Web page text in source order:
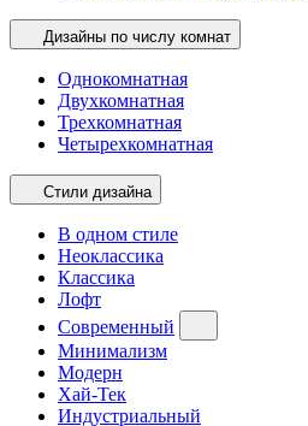
Дизайны по числу комнат
Однокомнатная
Двухкомнатная
Трехкомнатная
Четырехкомнатная
Стили дизайна
В одном стиле
Неоклассика
Классика
Лофт
Современный
Минимализм
Модерн
Хай-Тек
Индустриальный